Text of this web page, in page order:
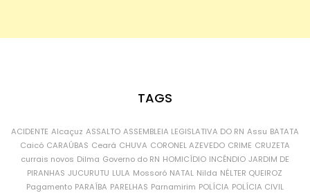
TAGS
ACIDENTE Alcaçuz ASSALTO ASSEMBLEIA LEGISLATIVA DO RN Assu BATATA
Caicó CARAÚBAS Ceará CHUVA CORONEL AZEVEDO CRIME CRUZETA
currais novos Dilma Governo do RN HOMICÍDIO INCÊNDIO JARDIM DE
PIRANHAS JUCURUTU LULA Mossoró NATAL Nilda NÉLTER QUEIROZ
Pagamento PARAÍBA PARELHAS Parnamirim POLÍCIA POLÍCIA CIVIL